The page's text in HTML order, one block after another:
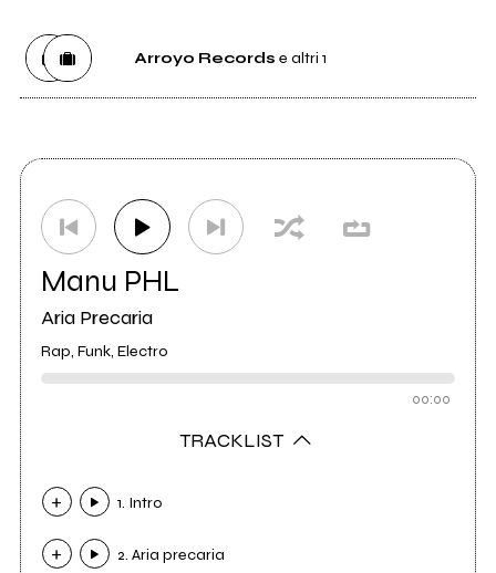
Arroyo Records e altri 1
Manu PHL
Aria Precaria
Rap, Funk, Electro
00:00
TRACKLIST
1. Intro
2. Aria precaria